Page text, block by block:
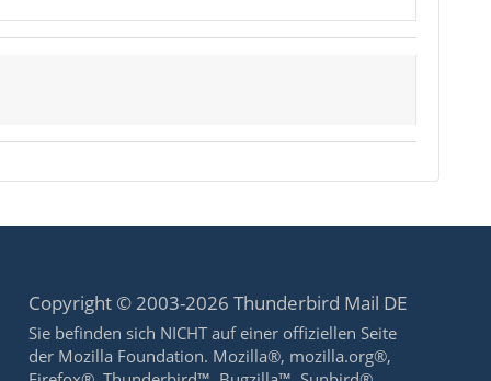
Copyright © 2003-2026 Thunderbird Mail DE
Sie befinden sich NICHT auf einer offiziellen Seite
der Mozilla Foundation. Mozilla®, mozilla.org®,